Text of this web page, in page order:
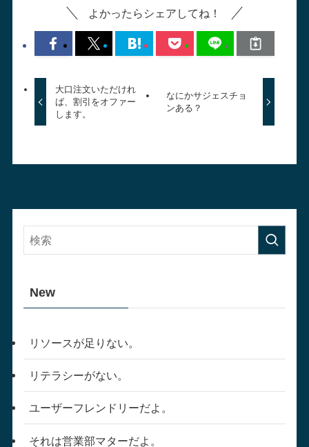
よかったらシェアしてね！
大口注文いただけれ
ば、割引をオファー
します。
なにかサジェスチョ
ンある？
New
リソースが足りない。
リテラシーがない。
ユーザーフレンドリーだよ。
それは営業部マターだよ。